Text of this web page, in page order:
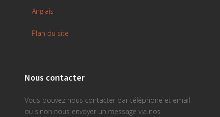
Anglais
Plan du site
Nous contacter
Vous pouvez nous contacter par téléphone et email
ou sinon nous envoyer un message via nos